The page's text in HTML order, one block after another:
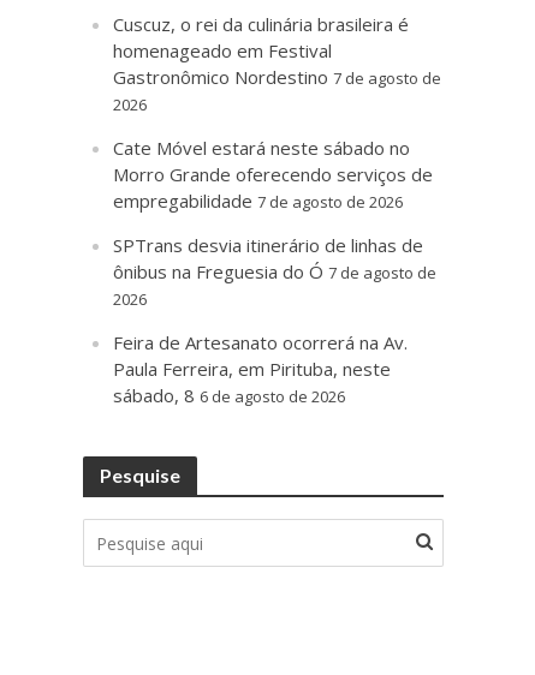
Cuscuz, o rei da culinária brasileira é
homenageado em Festival
Gastronômico Nordestino 7 de agosto de
2026
Cate Móvel estará neste sábado no
Morro Grande oferecendo serviços de
empregabilidade 7 de agosto de 2026
SPTrans desvia itinerário de linhas de
ônibus na Freguesia do Ó 7 de agosto de
2026
Feira de Artesanato ocorrerá na Av.
Paula Ferreira, em Pirituba, neste
sábado, 8 6 de agosto de 2026
Pesquise